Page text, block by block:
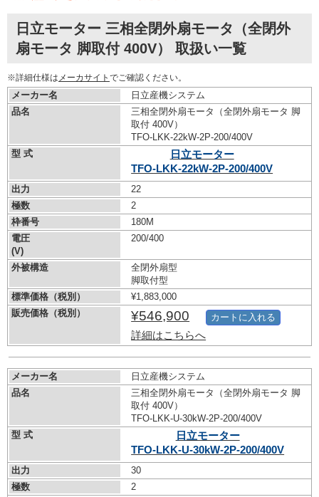
日立モーター 三相全閉外扇モータ（全閉外
扇モータ 脚取付 400V） 取扱い一覧
※詳細仕様は メーカサイト でご確認ください。
メーカー名
日立産機システム
品名
三相全閉外扇モータ（全閉外扇モータ 脚
取付 400V）
TFO-LKK-22kW-2P-200/400V
型 式
日立モーター
TFO-LKK-22kW-2P-200/400V
出力
22
極数
2
枠番号
180M
電圧
(V)
200/400
外被構造
全閉外扇型
脚取付型
標準価格（税別）
¥1,883,000
販売価格（税別）
¥546,900
詳細はこちらへ
カートに入れる
メーカー名
日立産機システム
品名
三相全閉外扇モータ（全閉外扇モータ 脚
取付 400V）
TFO-LKK-U-30kW-2P-200/400V
型 式
日立モーター
TFO-LKK-U-30kW-2P-200/400V
出力
30
極数
2